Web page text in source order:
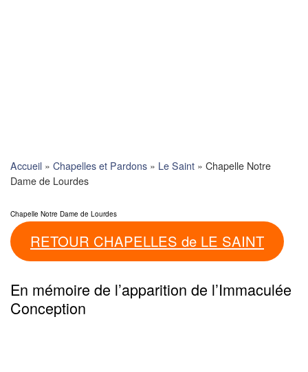
Accueil » Chapelles et Pardons » Le Saint » Chapelle Notre
Dame de Lourdes
Chapelle Notre Dame de Lourdes
RETOUR CHAPELLES de LE SAINT
En mémoire de l’apparition de l’Immaculée
Conception